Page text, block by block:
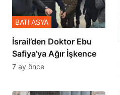
İsrail’den Doktor Ebu
Safiya’ya Ağır İşkence
BATI ASYA
7 ay önce